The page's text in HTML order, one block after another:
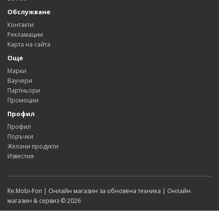
Обслужване
Контакти
Рекламации
Карта на сайта
Още
Марки
Ваучери
Партньори
Промоции
Профил
Профил
Поръчки
Желани продукти
Известия
Re.Mobi-Fon | Онлайн магазин за обновена техника | Онлайн
магазин & сервиз © 2026